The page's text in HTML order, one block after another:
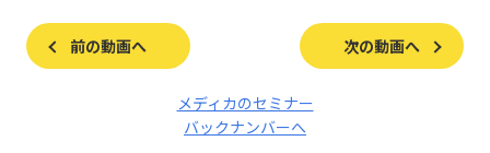
前の動画へ 次の動画へ
メディカのセミナー
バックナンバーへ